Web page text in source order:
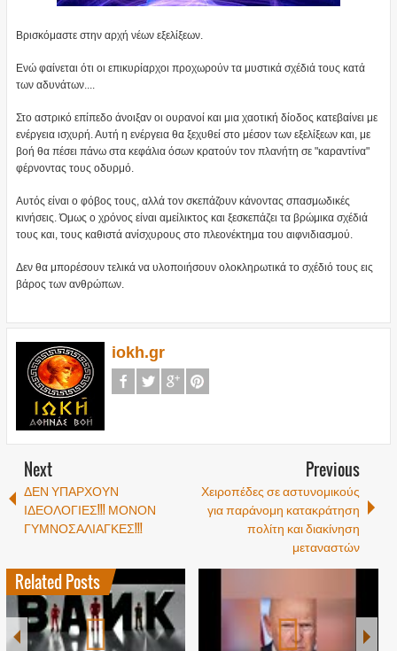
Βρισκόμαστε στην αρχή νέων εξελίξεων.
Ενώ φαίνεται ότι οι επικυρίαρχοι προχωρούν τα μυστικά σχέδιά τους κατά
των αδυνάτων....
Στο αστρικό επίπεδο άνοιξαν οι ουρανοί και μια χαοτική δίοδος κατεβαίνει με
ενέργεια ισχυρή. Αυτή η ενέργεια θα ξεχυθεί στο μέσον των εξελίξεων και, με
βοή θα πέσει πάνω στα κεφάλια όσων κρατούν τον πλανήτη σε "καραντίνα"
φέρνοντας τους οδυρμό.
Αυτός είναι ο φόβος τους, αλλά τον σκεπάζουν κάνοντας σπασμωδικές
κινήσεις. Όμως ο χρόνος είναι αμείλικτος και ξεσκεπάζει τα βρώμικα σχέδιά
τους και, τους καθιστά ανίσχυρους στο πλεονέκτημα του αιφνιδιασμού.
Δεν θα μπορέσουν τελικά να υλοποιήσουν ολοκληρωτικά το σχέδιό τους εις
βάρος των ανθρώπων.
iokh.gr
Next
ΔΕΝ ΥΠΑΡΧΟΥΝ
ΙΔΕΟΛΟΓΙΕΣ!!! ΜΟΝΟΝ
ΓΥΜΝΟΣΑΛΙΑΓΚΕΣ!!!
Previous
Χειροπέδες σε αστυνομικούς
για παράνομη κατακράτηση
πολίτη και διακίνηση
μεταναστών
Related Posts